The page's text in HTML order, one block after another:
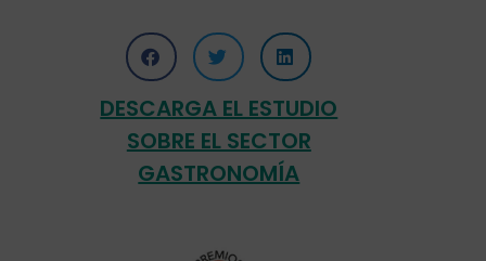
DESCARGA EL ESTUDIO
SOBRE EL SECTOR
GASTRONOMÍA